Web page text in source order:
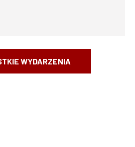
WYDARZENIA